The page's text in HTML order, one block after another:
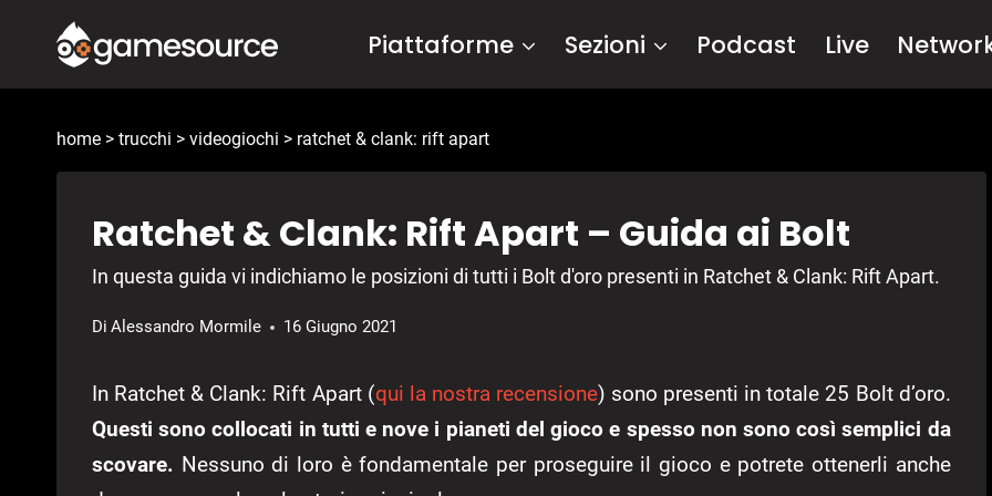
contenuto
Piattaforme Sezioni Podcast Live
home > trucchi > videogiochi > ratchet & clank: rift apart
Ratchet & Clank: Rift Apart – Guida ai Bolt
In questa guida vi indichiamo le posizioni di tutti i Bolt d'oro presenti in Ratchet & Clank: Rift Apart.
Di Alessandro Mormile 16 Giugno 2021
In Ratchet & Clank: Rift Apart (qui la nostra recensione) sono presenti in totale 25 Bolt d’oro.
Questi sono collocati in tutti e nove i pianeti del gioco e spesso non sono così semplici da
scovare. Nessuno di loro è fondamentale per proseguire il gioco e potrete ottenerli anche